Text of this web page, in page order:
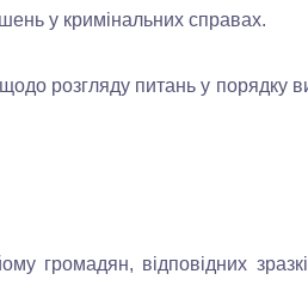
у кримінальних справах.
розгляду питань у порядку
громадян, відповідних